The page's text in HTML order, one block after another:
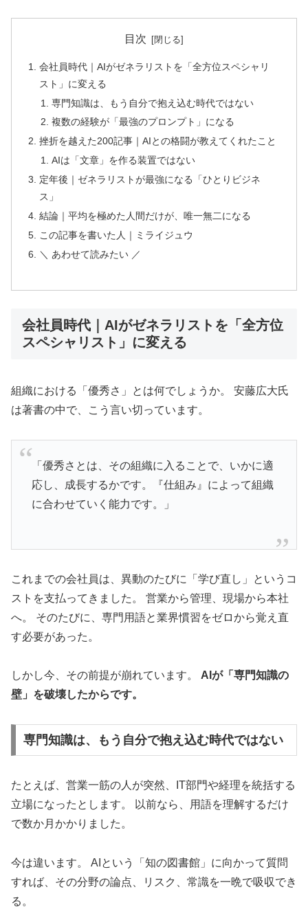
目次
会社員時代｜AIがゼネラリストを「全方位スペシャリ
スト」に変える
専門知識は、もう自分で抱え込む時代ではない
複数の経験が「最強のプロンプト」になる
挫折を越えた200記事｜AIとの格闘が教えてくれたこと
AIは「文章」を作る装置ではない
定年後｜ゼネラリストが最強になる「ひとりビジネ
ス」
結論｜平均を極めた人間だけが、唯一無二になる
この記事を書いた人｜ミライジュウ
＼ あわせて読みたい ／
会社員時代｜AIがゼネラリストを「全方位
スペシャリスト」に変える
組織における「優秀さ」とは何でしょうか。 安藤広大氏
は著書の中で、こう言い切っています。
「優秀さとは、その組織に入ることで、いかに適
応し、成長するかです。『仕組み』によって組織
に合わせていく能力です。」
これまでの会社員は、異動のたびに「学び直し」というコ
ストを支払ってきました。 営業から管理、現場から本社
へ。 そのたびに、専門用語と業界慣習をゼロから覚え直
す必要があった。
しかし今、その前提が崩れています。 AIが「専門知識の
壁」を破壊したからです。
専門知識は、もう自分で抱え込む時代ではない
たとえば、営業一筋の人が突然、IT部門や経理を統括する
立場になったとします。 以前なら、用語を理解するだけ
で数か月かかりました。
今は違います。 AIという「知の図書館」に向かって質問
すれば、その分野の論点、リスク、常識を一晩で吸収でき
る。